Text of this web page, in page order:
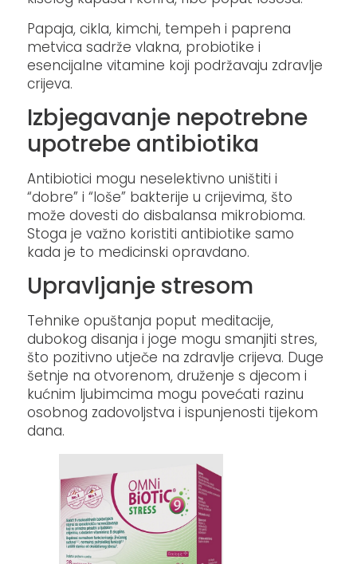
Papaja, cikla, kimchi, tempeh i paprena
metvica sadrže vlakna, probiotike i
esencijalne vitamine koji podržavaju zdravlje
crijeva.
Izbjegavanje nepotrebne
upotrebe antibiotika
Antibiotici mogu neselektivno uništiti i
“dobre” i “loše” bakterije u crijevima, što
može dovesti do disbalansa mikrobioma.
Stoga je važno koristiti antibiotike samo
kada je to medicinski opravdano. ​
Upravljanje stresom
Tehnike opuštanja poput meditacije,
dubokog disanja i joge mogu smanjiti stres,
što pozitivno utječe na zdravlje crijeva. Duge
šetnje na otvorenom, druženje s djecom i
kućnim ljubimcima mogu povećati razinu
osobnog zadovoljstva i ispunjenosti tijekom
dana.